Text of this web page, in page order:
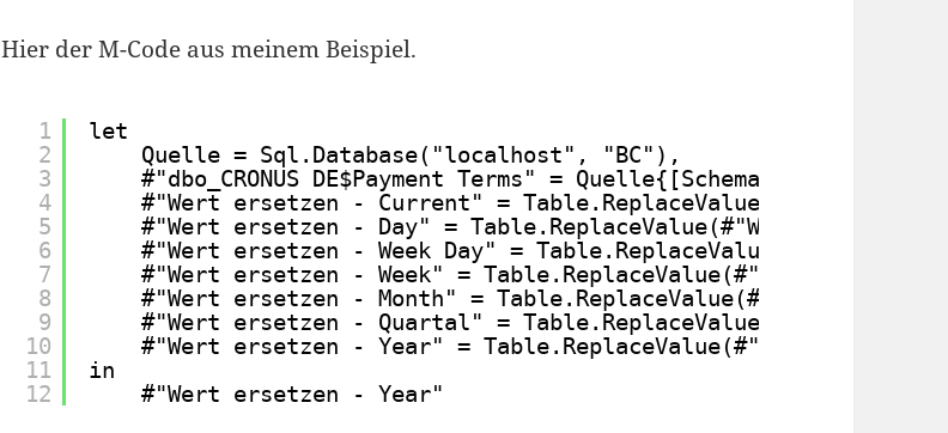
Hier der M-Code aus meinem Beispiel.
1
2
3
4
5
6
7
8
9
10
11
12
let
Quelle = Sql.Database("localhost", "BC"),
#"dbo_CRONUS DE$Payment Terms" =
#"Wert ersetzen - Current" =
#"Wert ersetzen - Day" = Table.ReplaceValue(#"Wert
#"Wert ersetzen - Week Day" = Table.ReplaceValue(#"Wert
#"Wert ersetzen - Week" = Table.ReplaceValue(#"Wert
#"Wert ersetzen - Month" = Table.ReplaceValue(#"Wert
#"Wert ersetzen - Quartal" = Table.ReplaceValue(#"Wert
#"Wert ersetzen - Year" = Table.ReplaceValue(#"Wert
in
#"Wert ersetzen - Year"